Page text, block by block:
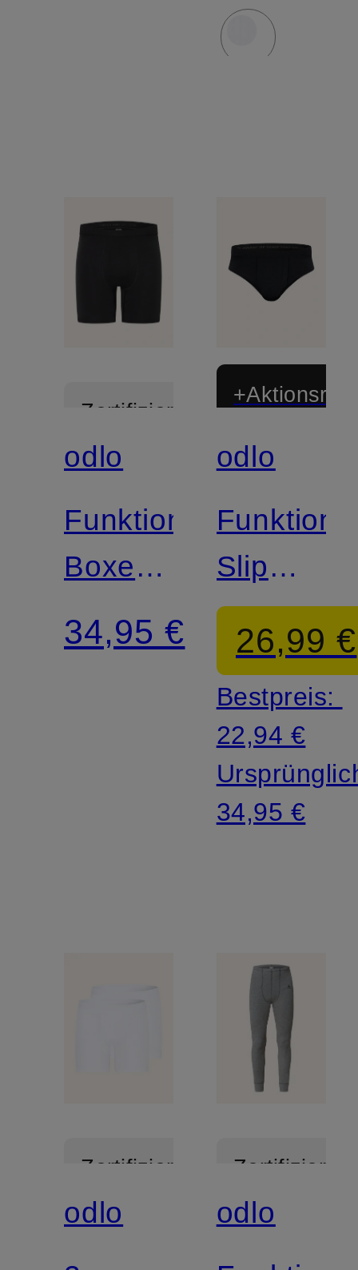
ACTIVE
Zertifiziert
odlo
Funktionswäsche-
Boxershorts
PERFORMANCE
34,95 €
Zertifiziert
odlo
Slip
LIGHT
26,99 €
Bestpreis:
22,94 €
34,95 €
Zertifiziert
odlo
Zertifiziert
odlo